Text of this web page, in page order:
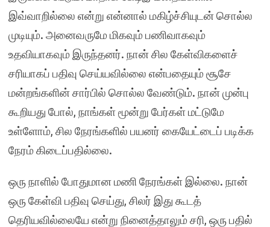
இவ்வாறில்லை என்று என்னால் மகிழ்ச்சியுடன் சொல்ல
முடியும். அனைவருமே மிகவும் பணிவாகவும்
உதவியாகவும் இருந்தனர். நான் சில கேள்விகளைச்
சரியாகப் பதிவு செய்யவில்லை என்பதையும் சூசே
மன்றங்களின் சார்பில் சொல்ல வேண்டும். நான் முன்பு
கூறியது போல், நாங்கள் மூன்று பேர்கள் மட்டுமே
உள்ளோம், சில நேரங்களில் பயனர் கையேட்டைப் படிக்க
நேரம் கிடைப்பதில்லை.
ஒரு நாளில் போதுமான மணி நேரங்கள் இல்லை. நான்
ஒரு கேள்வி பதிவு செய்து, சிலர் இது கூடத்
தெரியவில்லையே என்று நினைத்தாலும் சரி, ஒரு பதில்